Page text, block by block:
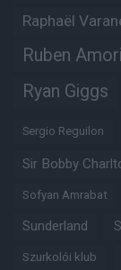
Raphaël
Ruben
Ryan Giggs
Sergio Reguilon
Sir Bobby
Sofyan Amrabat
Sunderland
Szurkolói klub